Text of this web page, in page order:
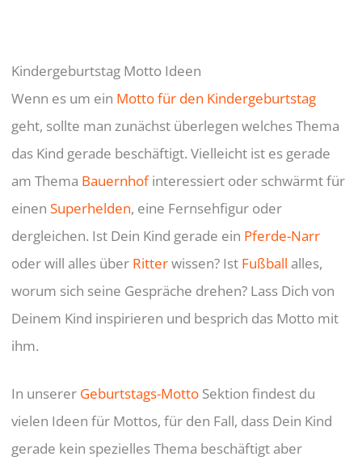
Kindergeburtstag Motto Ideen
Wenn es um ein Motto für den Kindergeburtstag
geht, sollte man zunächst überlegen welches Thema
das Kind gerade beschäftigt. Vielleicht ist es gerade
am Thema Bauernhofinteressiert oder schwärmt für
einenSuperhelden, eine Fernsehfigur oder
dergleichen. Ist Dein Kind gerade ein Pferde-Narr
oder will alles über Ritterwissen? Ist Fußball alles,
worum sich seine Gespräche drehen? Lass Dich von
Deinem Kind inspirieren und besprich das Motto mit
ihm.
In unserer Geburtstags-Motto Sektion findest du
vielen Ideen für Mottos, für den Fall, dass Dein Kind
gerade kein spezielles Thema beschäftigt aber